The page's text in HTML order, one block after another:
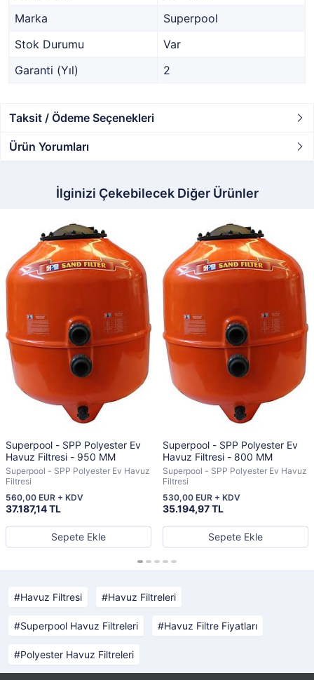
Marka
Superpool
Stok Durumu
Var
Garanti (Yıl)
2
Taksit / Ödeme Seçenekleri
Ürün Yorumları
İlginizi Çekebilecek Diğer Ürünler
Superpool - SPP Polyester Ev
Havuz Filtresi - 950 MM
Superpool - SPP Polyester Ev Havuz
Filtresi
37.187,14 TL
560,00 EUR + KDV
Sepete Ekle
Superpool - SPP Polyester Ev
Havuz Filtresi - 800 MM
Superpool - SPP Polyester Ev Havuz
Filtresi
35.194,97 TL
530,00 EUR + KDV
Sepete Ekle
Havuz Filtresi Havuz Filtreleri
Superpool Havuz Filtreleri Havuz Filtre Fiyatları
Polyester Havuz Filtreleri